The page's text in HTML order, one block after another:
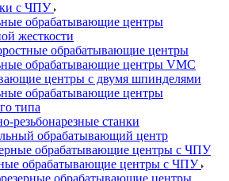
с ЧПУ
обрабатывающие центры
жесткости
обрабатывающие центры
обрабатывающие центры VMC
центры с двумя шпинделями
обрабатывающие центры
типа
резьбонарезные станки
обрабатывающий центр
обрабатывающие центры с ЧПУ